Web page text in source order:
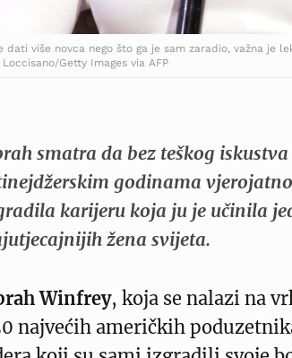
dati više novca nego što ga je sam zaradio, važna je
Getty Images via AFP
smatra da bez teškog
godinama
karijeru koja ju je učinila
žena svijeta.
Winfrey, koja se nalazi na
najvećih američkih